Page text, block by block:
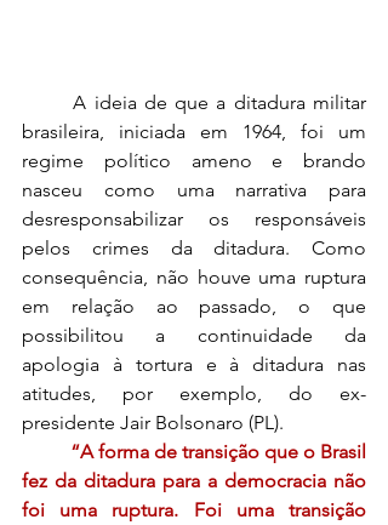
	A ideia de que a ditadura militar
brasileira, iniciada em 1964, foi um
regime político ameno e brando
nasceu como uma narrativa para
desresponsabilizar os responsáveis
pelos crimes da ditadura. Como
consequência, não houve uma ruptura
em relação ao passado, o que
possibilitou a continuidade da
apologia à tortura e à ditadura nas
atitudes, por exemplo, do ex-
presidente Jair Bolsonaro (PL).
“A forma de transição que o Brasil
fez da ditadura para a democracia não
foi uma ruptura. Foi uma transição